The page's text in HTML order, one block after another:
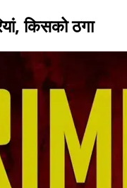
किसको ठगा